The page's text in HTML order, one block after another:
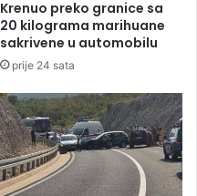
Krenuo preko granice sa
20 kilograma marihuane
sakrivene u automobilu
prije 24 sata